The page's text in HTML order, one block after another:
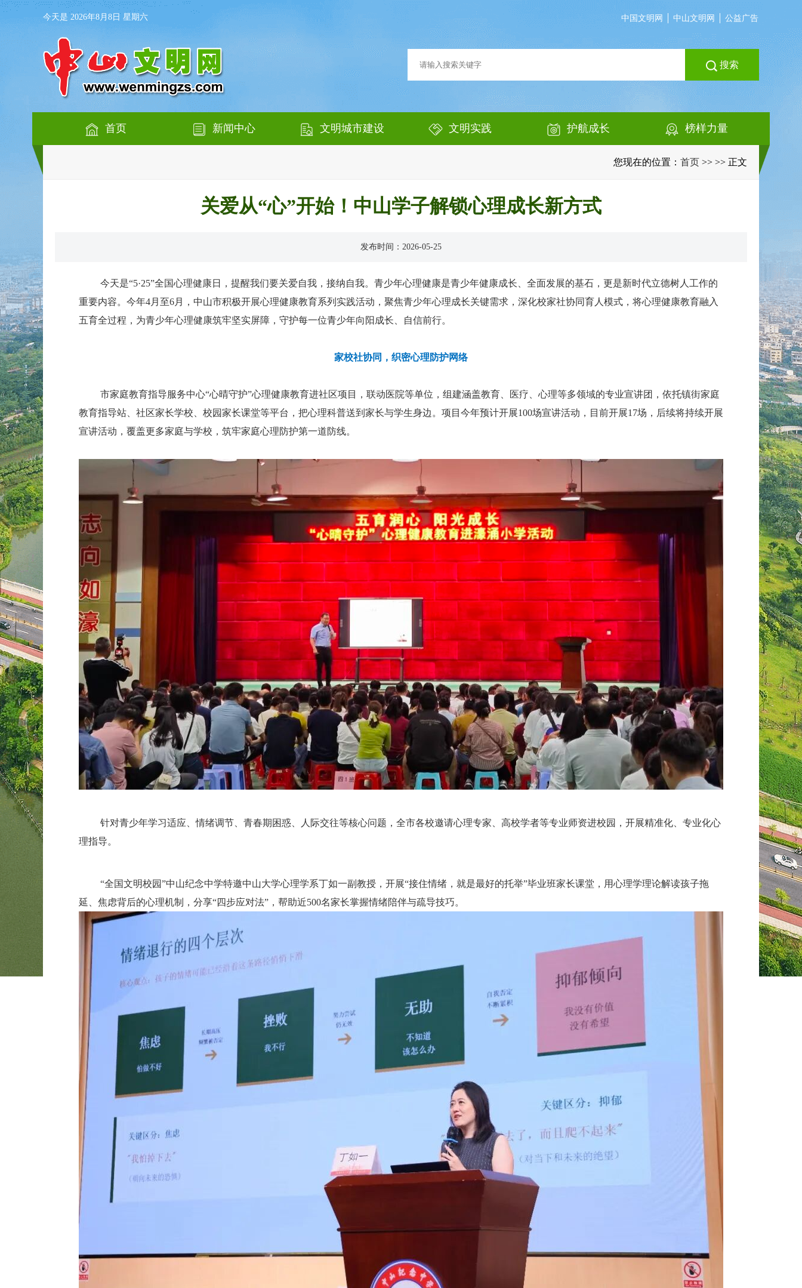
今天是 2026年8月8日 星期六 中国文明网 中山文明网 公益广告
搜索
首页 新闻中心 文明城市建设 文明实践 护航成长 榜样力量
您现在的位置： 首页 >> >> 正文
关爱从“心”开始！中山学子解锁心理成长新方式
发布时间：2026-05-25
今天是“5·25”全国心理健康日，提醒我们要关爱自我，接纳自我。青少年心理健康是青少年健康成长、全面发展的基石，更是新时代立德树人工作的
重要内容。今年4月至6月，中山市积极开展心理健康教育系列实践活动，聚焦青少年心理成长关键需求，深化校家社协同育人模式，将心理健康教育融入
五育全过程，为青少年心理健康筑牢坚实屏障，守护每一位青少年向阳成长、自信前行。
家校社协同，织密心理防护网络
市家庭教育指导服务中心“心晴守护”心理健康教育进社区项目，联动医院等单位，组建涵盖教育、医疗、心理等多领域的专业宣讲团，依托镇街家庭
教育指导站、社区家长学校、校园家长课堂等平台，把心理科普送到家长与学生身边。项目今年预计开展100场宣讲活动，目前开展17场，后续将持续开展
宣讲活动，覆盖更多家庭与学校，筑牢家庭心理防护第一道防线。
针对青少年学习适应、情绪调节、青春期困惑、人际交往等核心问题，全市各校邀请心理专家、高校学者等专业师资进校园，开展精准化、专业化心
理指导。
“全国文明校园”中山纪念中学特邀中山大学心理学系丁如一副教授，开展“接住情绪，就是最好的托举”毕业班家长课堂，用心理学理论解读孩子拖
延、焦虑背后的心理机制，分享“四步应对法”，帮助近500名家长掌握情绪陪伴与疏导技巧。